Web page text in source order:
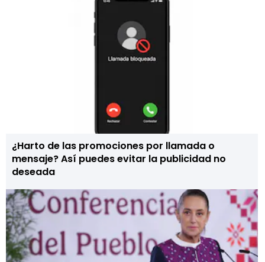
¿Harto de las promociones por llamada o
mensaje? Así puedes evitar la publicidad no
deseada